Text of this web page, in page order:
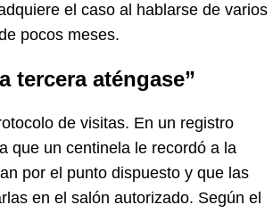
el caso al hablarse de varios
pocos meses.
tercera aténgase”
de visitas. En un registro
que un centinela le recordó a la
por el punto dispuesto y que las
en el salón autorizado. Según el